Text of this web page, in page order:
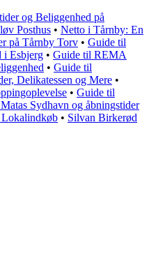
og Beliggenhed på
Posthus • Netto i Tårnby: En
på Tårnby Torv • Guide til
i Esbjerg • Guide til REMA
• Guide til
Delikatessen og Mere •
• Guide til
Sydhavn og åbningstider
• Silvan Birkerød